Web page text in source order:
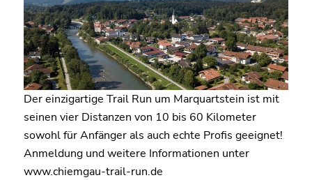
Der einzigartige Trail Run um Marquartstein ist mit
seinen vier Distanzen von 10 bis 60 Kilometer
sowohl für Anfänger als auch echte Profis geeignet!
Anmeldung und weitere Informationen unter
www.chiemgau-trail-run.de